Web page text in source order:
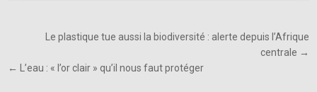
Navigation
de
l’article
Le plastique tue aussi la biodiversité : alerte depuis l’Afrique
centrale →
← L’eau : « l’or clair » qu’il nous faut protéger